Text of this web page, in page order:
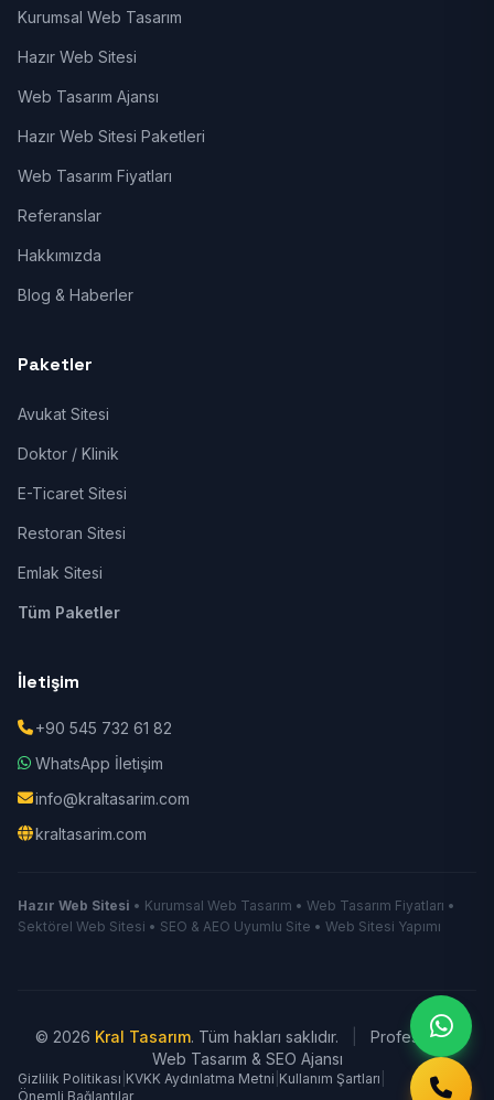
Kurumsal Web Tasarım
Hazır Web Sitesi
Web Tasarım Ajansı
Hazır Web Sitesi Paketleri
Web Tasarım Fiyatları
Referanslar
Hakkımızda
Blog & Haberler
Paketler
Avukat Sitesi
Doktor / Klinik
E-Ticaret Sitesi
Restoran Sitesi
Emlak Sitesi
Tüm Paketler
İletişim
+90 545 732 61 82
WhatsApp İletişim
info@kraltasarim.com
kraltasarim.com
Hazır Web Sitesi • Kurumsal Web Tasarım • Web Tasarım Fiyatları •
Sektörel Web Sitesi • SEO & AEO Uyumlu Site • Web Sitesi Yapımı
© 2026 Kral Tasarım. Tüm hakları saklıdır.
Profesyonel
Web Tasarım & SEO Ajansı
Gizlilik Politikası KVKK Aydınlatma Metni Kullanım Şartları
Önemli Bağlantılar